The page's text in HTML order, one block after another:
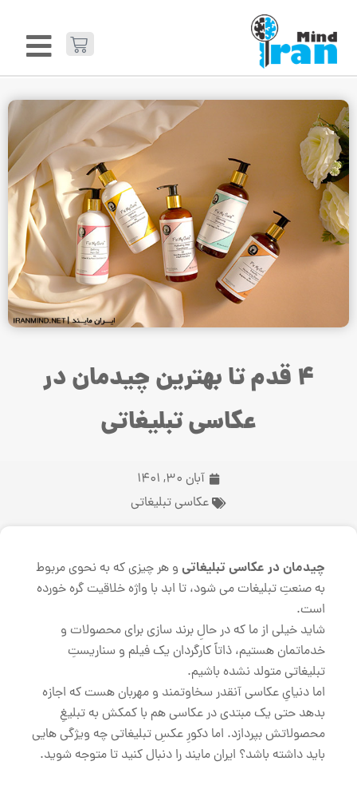
4 قدم تا بهترین چیدمان در
عکاسی تبلیغاتی
آبان 30, 1401
عکاسی تبلیغاتی
چیدمان در عکاسی تبلیغاتیو هر چیزی که به نحوی مربوط
به صنعتِ تبلیغات می شود، تا ابد با واژه خلاقیت گره خورده
است.
شاید خیلی از ما که در حالِ برند سازی برای محصولات و
خدماتمان هستیم، ذاتاً کارگردان یک فیلم و سناریستِ
تبلیغاتی متولد نشده باشیم.
اما دنیایِ عکاسی آنقدر سخاوتمند و مهربان هست که اجازه
بدهد حتی یک مبتدی در عکاسی هم با کمکش به تبلیغِ
محصولاتش بپردازد. اما دکورِ عکسِ تبلیغاتی چه ویژگی هایی
باید داشته باشد؟ ایران مایند را دنبال کنید تا متوجه شوید.